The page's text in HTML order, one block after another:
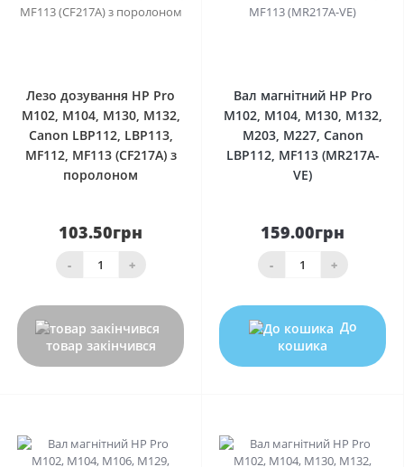
Лезо дозування HP Pro
M102, M104, M130, M132,
Canon LBP112, LBP113,
MF112, MF113 (CF217A) з
поролоном
103.50грн
- +
товар закінчився
Вал магнітний HP Pro
M102, M104, M130, M132,
M203, M227, Canon
LBP112, MF113 (MR217A-
VE)
159.00грн
- +
До
кошика